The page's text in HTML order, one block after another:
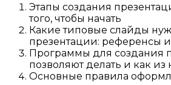
Этапы создания
того, чтобы начать
Какие типовые слайды
презентации: референсы
Программы для создания
позволяют делать и как из
Основные правила